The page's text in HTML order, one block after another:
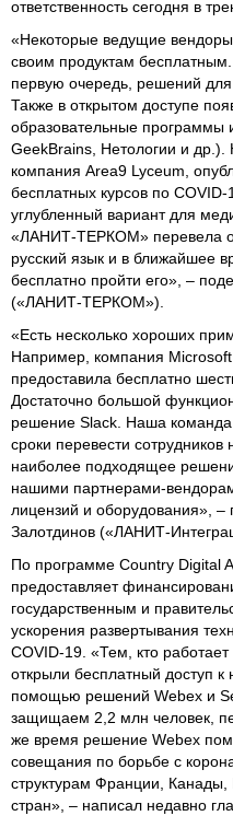
ответственность сегодня в
«Некоторые ведущие
своим продуктам
первую очередь, решений
Также в открытом доступе
образовательные программы
GeekBrains, Нетологии и др.).
компания Area9 Lyceum,
бесплатных курсов по
углубленный вариант для
«ЛАНИТ-ТЕРКОМ» перевела
русский язык и в ближайшее
бесплатно пройти его», –
(«ЛАНИТ-ТЕРКОМ»).
«Есть несколько хороших
Например, компания Microsoft
предоставила бесплатно
Достаточно большой
решение Slack. Наша команда
сроки перевести
наиболее подходящее
нашими партнерами-
лицензий и оборудования»,
Залотдинов («ЛАНИТ-
По программе Country Digital
предоставляет
государственным и
ускорения развертывания
COVID-19. «Тем, кто
открыли бесплатный доступ
помощью решений Webex и
защищаем 2,2 млн человек,
же время решение Webex
совещания по борьбе с
структурам Франции,
стран», – написал недавно